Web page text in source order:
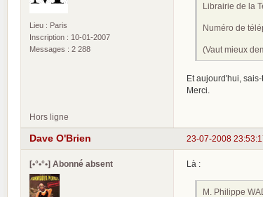
Lieu : Paris
Inscription : 10-01-2007
Messages : 2 288
Librairie de la
Numéro de
(Vaut mieux
Et aujourd'hui,
Merci.
Hors ligne
23-07-2008
Dave O'Brien
[•°•°•] Abonné absent Là :
M. Philippe